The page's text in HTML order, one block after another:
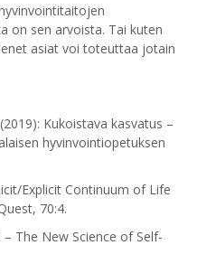
on sen arvoista. Tai kuten
asiat voi toteuttaa jotain
Kukoistava kasvatus –
hyvinvointiopetuksen
Explicit Continuum of Life
70:4.
The New Science of Self-